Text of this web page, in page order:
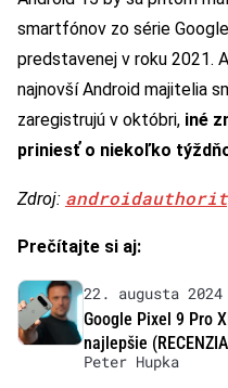
smartfónov zo série
predstavenej v roku 2021.
najnovší Android majitelia
zaregistrujú v októbri, iné
priniesť o niekoľko
Zdroj:
Prečítajte si aj:
22. augusta 2024
Google Pixel 9 Pro
najlepšie
Peter Hupka